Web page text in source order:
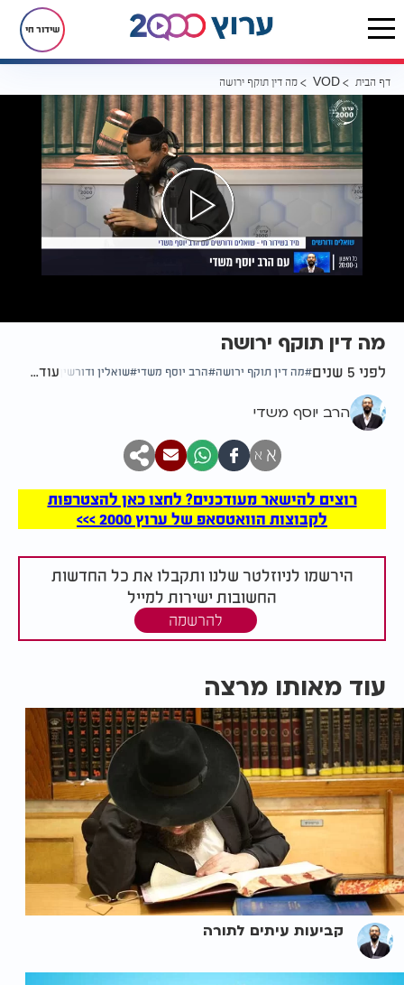
שידור חי
דף הבית VOD מה דין תוקף ירושה
מה דין תוקף ירושה
לפני 5 שנים מה דין תוקף ירושה הרב יוסף משדי שואלין ודורשין עוד...
הרב יוסף משדי
א א
רוצים להישאר מעודכנים? לחצו כאן להצטרפות
לקבוצות הוואטסאפ של ערוץ 2000 >>>
הירשמו לניוזלטר שלנו ותקבלו את כל החדשות
החשובות ישירות למייל
להרשמה
עוד מאותו מרצה
קביעות עיתים לתורה